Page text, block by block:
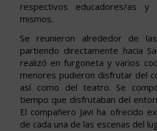
respectivos educadores/as
mismos.
Se reunieron alrededor de
partiendo directamente hacia
realizó en furgoneta y varios
menores pudieron disfrutar del
así como del teatro. Se
tiempo que disfrutaban del
El compañero Javi ha ofrecido
de cada una de las escenas del